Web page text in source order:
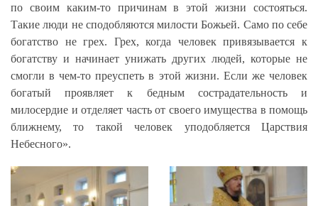
по своим каким-то причинам в этой жизни состояться.
Такие люди не сподобляются милости Божьей. Само по себе
богатство не грех. Грех, когда человек привязывается к
богатству и начинает унижать других людей, которые не
смогли в чем-то преуспеть в этой жизни. Если же человек
богатый проявляет к бедным сострадательность и
милосердие и отделяет часть от своего имущества в помощь
ближнему, то такой человек уподобляется Царствия
Небесного».